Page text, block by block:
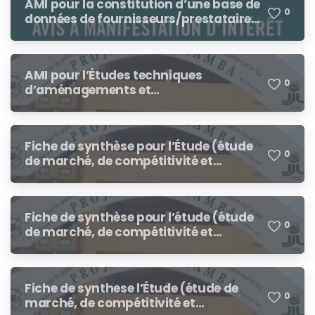
AMI pour la constitution d’une base de
données de fournisseurs/prestataires
dans le cadre des procédures de
de cotation
0
AMI pour l’Études techniques
d’aménagements et
environnementales de 250 ha de bas-
RESI-2P
0
Fiche de synthèse pour l’Étude (étude
de marché, de compétitivité et
d’opportunités) des chaînes de valeur
Nord et du Centre-Ouest au profit du
Programme pour le Renforcement de
la Résilience des Petits Producteurs
(RESI-2P)
0
Fiche de synthèse pour l’étude (étude
de marché, de compétitivité et
d’opportunités) des chaînes de valeur
régions du Nord et du Centre-Ouest
au profit du Programme pour le
Renforcement de la Résilience des
0
Fiche de synthese l’Étude (étude de
marché, de compétitivité et
0